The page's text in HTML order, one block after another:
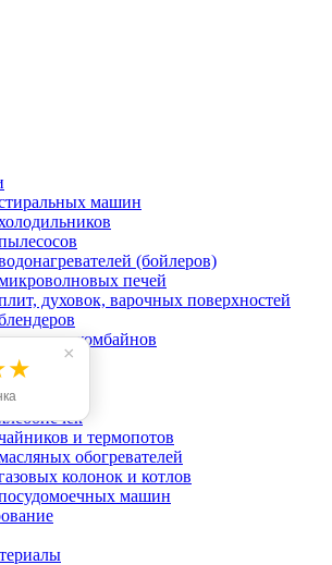
машин
(бойлеров)
печей
духовок, варочных поверхностей
комбайнов
и термопотов
обогревателей
колонок и котлов
машин
×